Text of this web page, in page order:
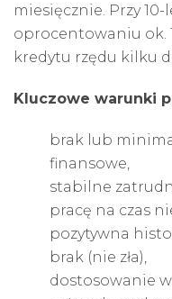
miesięcznie. Przy
oprocentowaniu ok.
kredytu rzędu kilku
Kluczowe warunki
brak lub
finansowe,
stabilne
pracę na czas
pozytywna
brak (nie zła),
dostosowanie